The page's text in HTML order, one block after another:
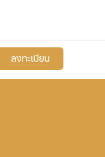
ลงทะเบียน